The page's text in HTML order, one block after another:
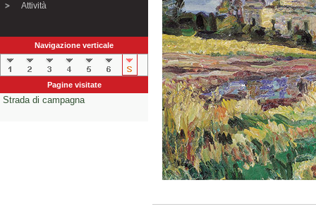
Attività
Navigazione verticale
Pagine visitate
Strada di campagna